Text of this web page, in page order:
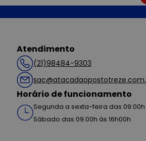
Atendimento
(21)98484-9303
Horário de funcionamento
Segunda a sexta-feira das 09:00h
Sábado das 09:00h às 16h00h